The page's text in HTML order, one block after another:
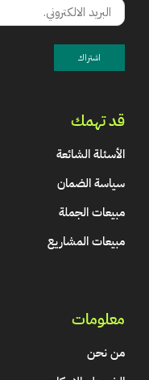
قد تهمك
الأسئلة الشائعة
سياسة الضمان
مبيعات الجملة
مبيعات المشاريع
معلومات
من نحن